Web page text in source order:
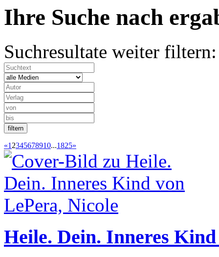
Ihre Suche nach
Suchresultate weiter filtern:
«12345678910...1825»
Heile. Dein. Inneres